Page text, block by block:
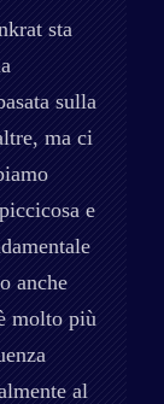
sta
sulla
ma ci
e
anche
molto più
al